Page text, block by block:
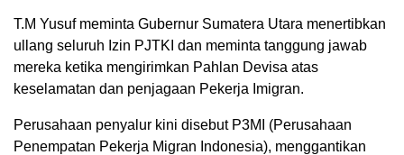
T.M Yusuf meminta Gubernur Sumatera Utara menertibkan
ullang seluruh Izin PJTKI dan meminta tanggung jawab
mereka ketika mengirimkan Pahlan Devisa atas
keselamatan dan penjagaan Pekerja Imigran.
Perusahaan penyalur kini disebut P3MI (Perusahaan
Penempatan Pekerja Migran Indonesia), menggantikan